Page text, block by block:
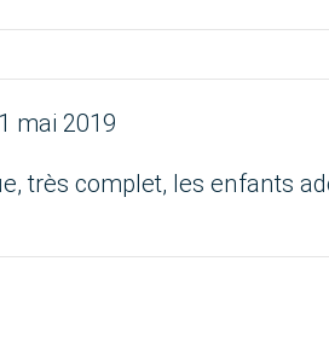
mai 2019
très complet, les enfants